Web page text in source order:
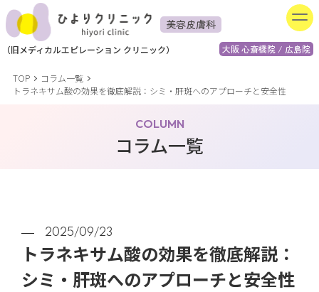
美容皮膚科
大阪 心斎橋院 / 広島院
（旧メディカルエピレーション クリニック）
TOP
コラム一覧
トラネキサム酸の効果を徹底解説：シミ・肝斑へのアプローチと安全性
COLUMN
コラム一覧
2025/09/23
トラネキサム酸の効果を徹底解説：
シミ・肝斑へのアプローチと安全性